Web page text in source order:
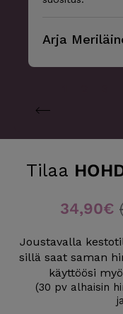
Arja
Tilaa
34,90€
Joustavalla
sillä saat saman
käyttöösi
(30 pv alhaisin